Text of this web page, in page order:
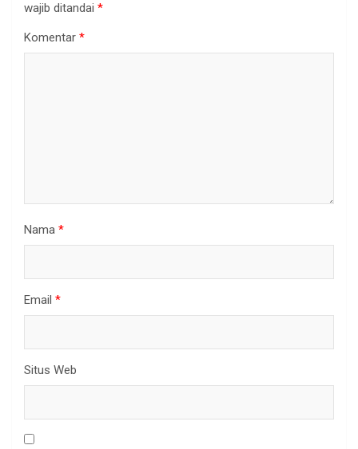
wajib ditandai *
Komentar *
Nama *
Email *
Situs Web